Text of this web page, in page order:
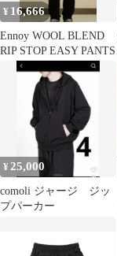
¥ 16,666
Ennoy WOOL BLEND
RIP STOP EASY PANTS
¥25,000
comoli ジャージ ジッ
プパーカー